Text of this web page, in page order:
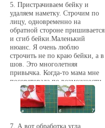
5. Пристрачиваем бейку и
удаляем наметку. Строчим по
лицу, одновременно на
обратной стороне пришивается
и сгиб бейки.Маленький
нюанс. Я очень люблю
строчить не по краю бейки, а в
шов. Это многолетняя
привычка. Когда-то мама мне
посоветовала по возможности
прятать те строчки, в качестве
которых есть сомнение. И с тех
пор я почти всегда окантовку
делаю так – строчу почти
прямо в шов притачивания.
7. А вот обработка угла